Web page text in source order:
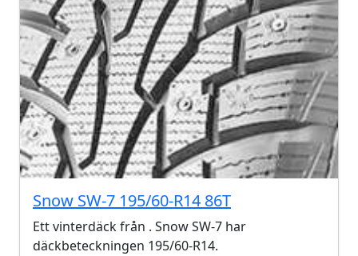
Snow SW-7 195/60-R14 86T
Ett vinterdäck från . Snow SW-7 har
däckbeteckningen 195/60-R14.